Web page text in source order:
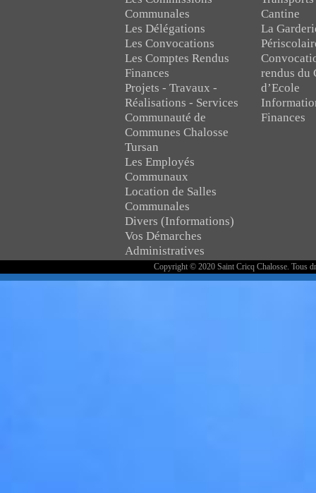
Communales
Les Délégations
Les Convocations
Les Comptes Rendus
Finances
Projets - Travaux -
Réalisations - Services
Communauté de
Communes Chalosse
Tursan
Les Employés
Communaux
Location de Salles
Communales
Divers (Informations)
Vos Démarches
Administratives
Cantine
La
rendus du
d’Ecole
Finances
Copyright © 2020 Saint Cricq Chalosse. Tous